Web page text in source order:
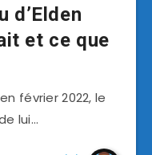
d’Elden
et ce que
février 2022, le
lui…